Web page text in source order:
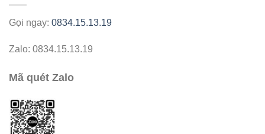
Gọi ngay: 0834.15.13.19
Zalo: 0834.15.13.19
Mã quét Zalo